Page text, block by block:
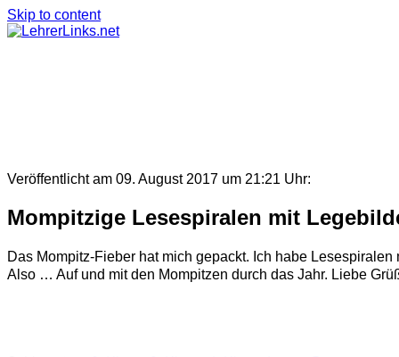
Skip to content
Veröffentlicht am 09. August 2017 um 21:21 Uhr:
Mompitzige Lesespiralen mit
Das Mompitz-Fieber hat mich gepackt. Ich habe
Also … Auf und mit den Mompitzen durch das Jahr. Liebe